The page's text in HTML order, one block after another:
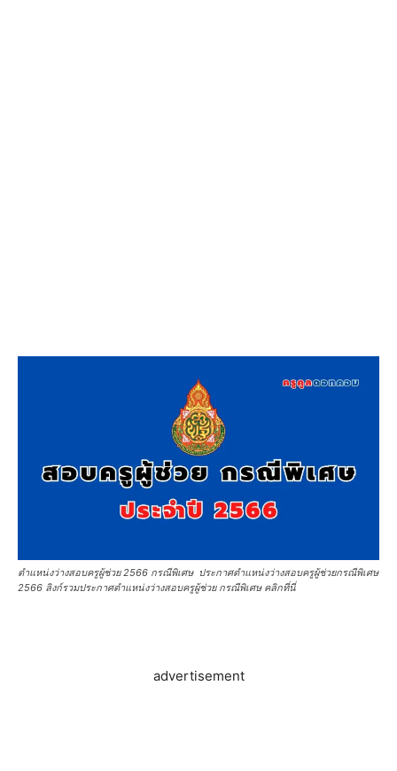
ตำแหน่งว่างสอบครูผู้ช่วย 2566 กรณีพิเศษ ประกาศตำแหน่งว่างสอบครูผู้ช่วยกรณีพิเศษ
2566 ลิงก์รวมประกาศตำแหน่งว่างสอบครูผู้ช่วย กรณีพิเศษ คลิกที่นี่
advertisement